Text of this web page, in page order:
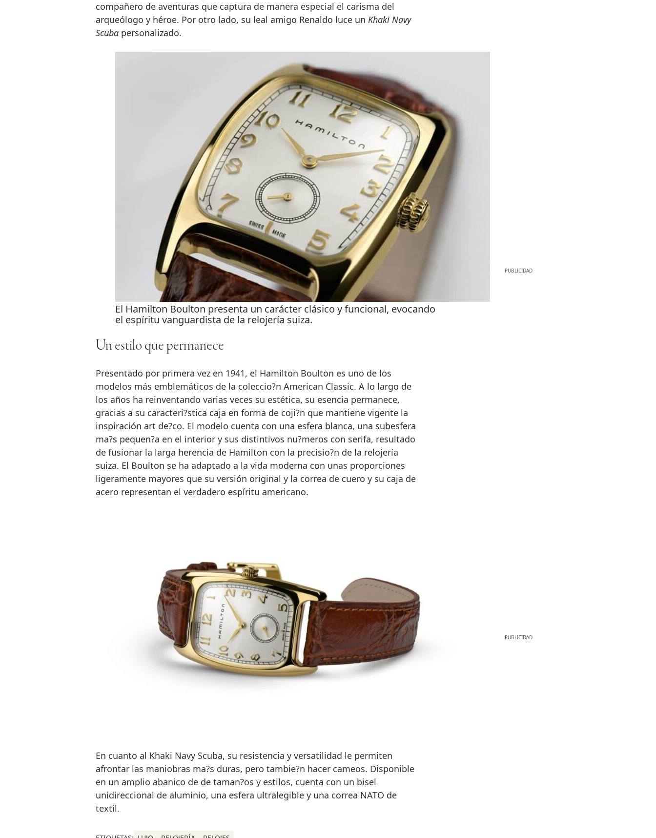
compañero de aventuras que captura de manera especial el carisma del
arqueólogo y héroe. Por otro lado, su leal amigo Renaldo luce un Khaki Navy
Scubapersonalizado.
El Hamilton Boulton presenta un carácter clásico y funcional, evocando
el espíritu vanguardista de la relojería suiza.
Un estilo que permanece
Presentado por primera vez en 1941, el Hamilton Boulton es uno de los
modelos más emblemáticos de la coleccio?n American Classic. A lo largo de
los años ha reinventando varias veces su estética, su esencia permanece,
gracias a su caracteri?stica caja en forma de coji?n que mantiene vigente la
inspiración art de?co. El modelo cuenta con una esfera blanca, una subesfera
ma?s pequen?a en el interior y sus distintivos nu?meros con serifa, resultado
de fusionar la larga herencia de Hamilton con la precisio?n de la relojería
suiza. El Boulton se ha adaptado a la vida moderna con unas proporciones
ligeramente mayores que su versión original y la correa de cuero y su caja de
acero representan el verdadero espíritu americano.
En cuanto al Khaki Navy Scuba, su resistencia y versatilidad le permiten
afrontar las maniobras ma?s duras, pero tambie?n hacer cameos. Disponible
en un amplio abanico de de taman?os y estilos, cuenta con un bisel
unidireccional de aluminio, una esfera ultralegible y una correa NATO de
textil.